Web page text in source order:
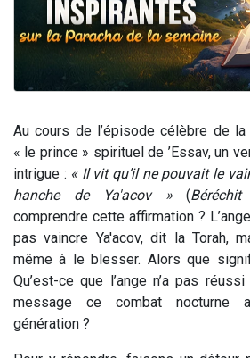
Au cours de l’épisode célèbre de
« le prince » spirituel de ’Essav, un
intrigue : « Il vit qu’il ne pouvait le
hanche de Ya'acov »(Béréchit
comprendre cette affirmation ?
pas vaincre Ya'acov, dit la Torah,
même à le blesser. Alors que
Qu’est-ce que l’ange n’a pas
message ce combat nocturne
génération ?